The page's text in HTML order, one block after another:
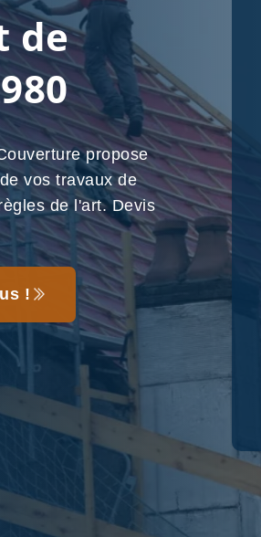
de
propose
vos travaux de
de l'art. Devis
!